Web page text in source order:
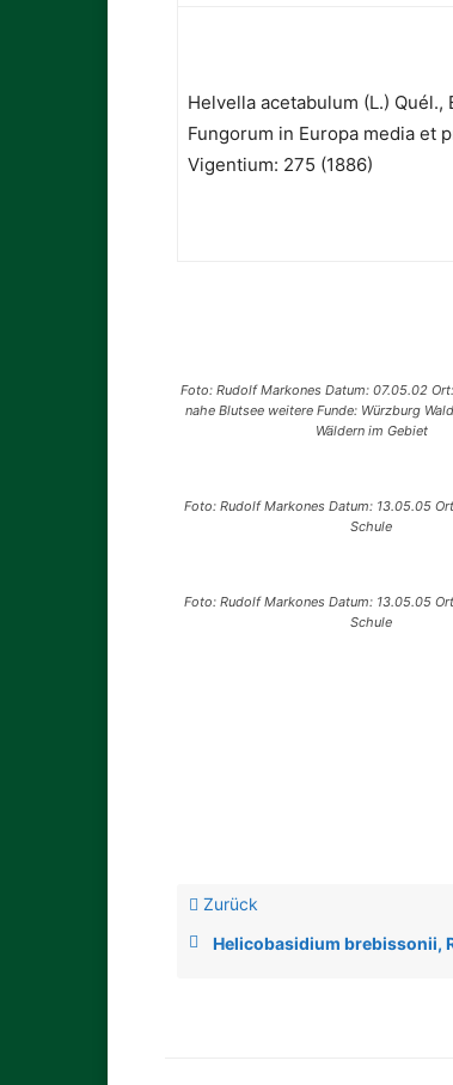
Helvella acetabulum (L.) Quél.,
Fungorum in Europa media et
Vigentium: 275 (1886)
Foto: Rudolf Markones Datum: 07.05.02
nahe Blutsee weitere Funde: Würzburg
Wäldern im Gebiet
Foto: Rudolf Markones Datum: 13.05.05
Schule
Foto: Rudolf Markones Datum: 13.05.05
Schule
Zurück
Helicobasidium brebissonii,